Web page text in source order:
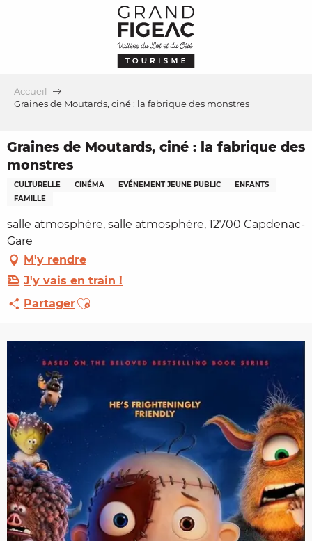
Accueil
Graines de Moutards, ciné : la fabrique des monstres
Graines de Moutards, ciné : la fabrique des
monstres
CULTURELLE CINÉMA EVÉNEMENT JEUNE PUBLIC
ENFANTS
FAMILLE
salle atmosphère, salle atmosphère, 12700 Capdenac-
Gare
M'y rendre
J'y vais en train !
PartagerAjouter aux favoris